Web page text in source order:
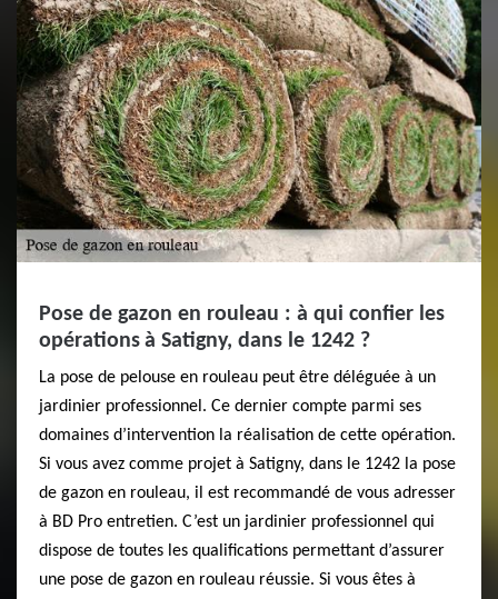
Pose de gazon en rouleau : à qui confier les
opérations à Satigny, dans le 1242 ?
La pose de pelouse en rouleau peut être déléguée à un
jardinier professionnel. Ce dernier compte parmi ses
domaines d’intervention la réalisation de cette opération.
Si vous avez comme projet à Satigny, dans le 1242 la pose
de gazon en rouleau, il est recommandé de vous adresser
à BD Pro entretien. C’est un jardinier professionnel qui
dispose de toutes les qualifications permettant d’assurer
une pose de gazon en rouleau réussie. Si vous êtes à